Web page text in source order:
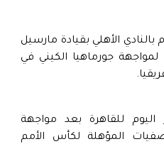
بالنادي الأهلي بقيادة مارسيل
لمواجهة جورماهيا الكيني في
للقاهرة بعد مواجهة
المؤهلة لكأس الأمم